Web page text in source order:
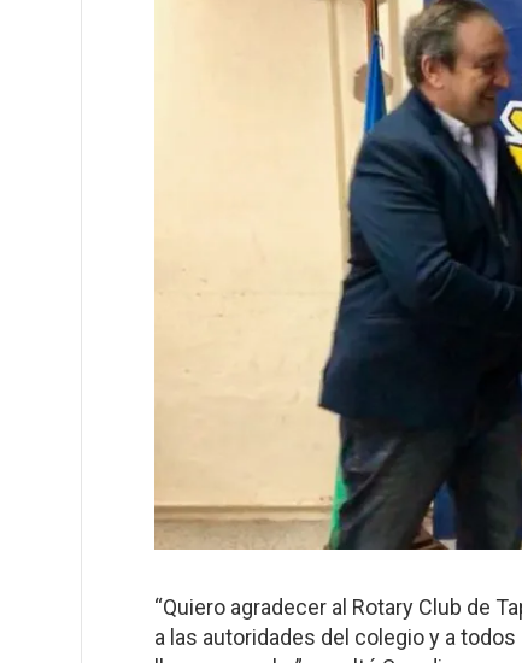
“Quiero agradecer al Rotary Club de
a las autoridades del colegio y a